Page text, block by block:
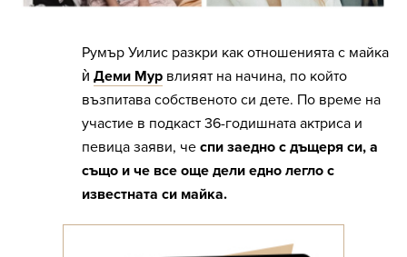
Румър Уилис разкри как отношенията с майка
ѝ Деми Мур влияят на начина, по който
възпитава собственото си дете. По време на
участие в подкаст 36-годишната актриса и
певица заяви, че спи заедно с дъщеря си, а
също и че все още дели едно легло с
известната си майка.